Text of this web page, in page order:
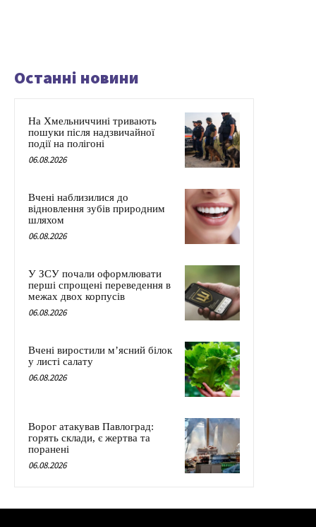
Останні новини
На Хмельниччині тривають
пошуки після надзвичайної
події на полігоні
06.08.2026
Вчені наблизилися до
відновлення зубів природним
шляхом
06.08.2026
У ЗСУ почали оформлювати
перші спрощені переведення в
межах двох корпусів
06.08.2026
Вчені виростили м’ясний білок
у листі салату
06.08.2026
Ворог атакував Павлоград:
горять склади, є жертва та
поранені
06.08.2026